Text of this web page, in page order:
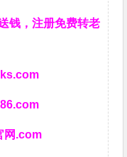
钱，注册免费转老
网.com